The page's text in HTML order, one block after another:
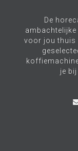
De
voor jou thuis
je